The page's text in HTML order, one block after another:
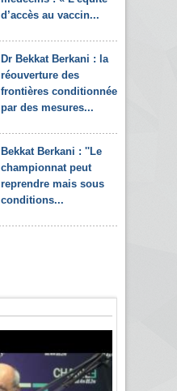
d’accès au vaccin...
Dr Bekkat Berkani : la
réouverture des
frontières conditionnée
par des mesures...
Bekkat Berkani : ''Le
championnat peut
reprendre mais sous
conditions...